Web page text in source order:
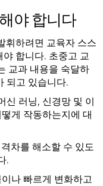
야 합니다
휘하려면 교육자 스스
합니다. 초중고 교
교과 내용을 숙달하
되고 있습니다.
신 러닝, 신경망 및 이
게 작동하는지에 대
차를 해소할 수 있도
.
나 빠르게 변화하고